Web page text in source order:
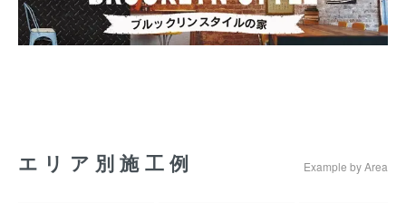
エリア別施工例 Example by Area